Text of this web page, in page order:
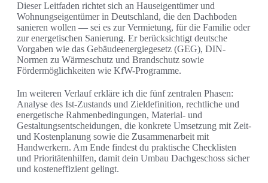
Dieser Leitfaden richtet sich an Hauseigentümer und
Wohnungseigentümer in Deutschland, die den Dachboden
sanieren wollen — sei es zur Vermietung, für die Familie oder
zur energetischen Sanierung. Er berücksichtigt deutsche
Vorgaben wie das Gebäudeenergiegesetz (GEG), DIN-
Normen zu Wärmeschutz und Brandschutz sowie
Fördermöglichkeiten wie KfW-Programme.
Im weiteren Verlauf erkläre ich die fünf zentralen Phasen:
Analyse des Ist-Zustands und Zieldefinition, rechtliche und
energetische Rahmenbedingungen, Material- und
Gestaltungsentscheidungen, die konkrete Umsetzung mit Zeit-
und Kostenplanung sowie die Zusammenarbeit mit
Handwerkern. Am Ende findest du praktische Checklisten
und Prioritätenhilfen, damit dein Umbau Dachgeschoss sicher
und kosteneffizient gelingt.